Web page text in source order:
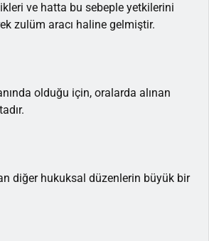
ve hatta bu sebeple yetkilerini
zulüm aracı haline gelmiştir.
olduğu için, oralarda alınan
diğer hukuksal düzenlerin büyük bir